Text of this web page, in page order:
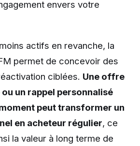
envers votre
actifs en revanche, la
permet de concevoir des
ciblées. Une offre
un rappel personnalisé
peut transformer un
en acheteur régulier, ce
la valeur à long terme de